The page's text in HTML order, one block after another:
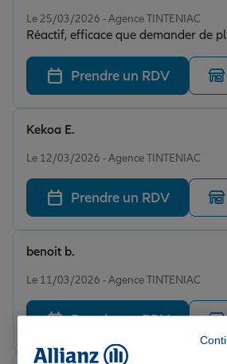
Le 25/03/2026 - Agence TINTENIAC
Réactif, efficace que demander de
Prendre un RDV
Le 12/03/2026 - Agence TINTENIAC
Kekoa E.
Prendre un RDV
Le 11/03/2026 - Agence TINTENIAC
benoit b.
Prendre un RDV